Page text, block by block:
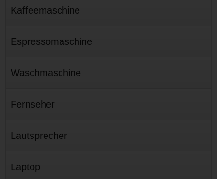
Kaffeemaschine
Espressomaschine
Waschmaschine
Fernseher
Lautsprecher
Laptop